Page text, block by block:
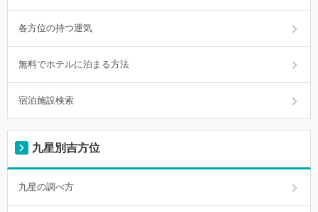
各方位の持つ運気
無料でホテルに泊まる方法
宿泊施設検索
九星別吉方位
九星の調べ方